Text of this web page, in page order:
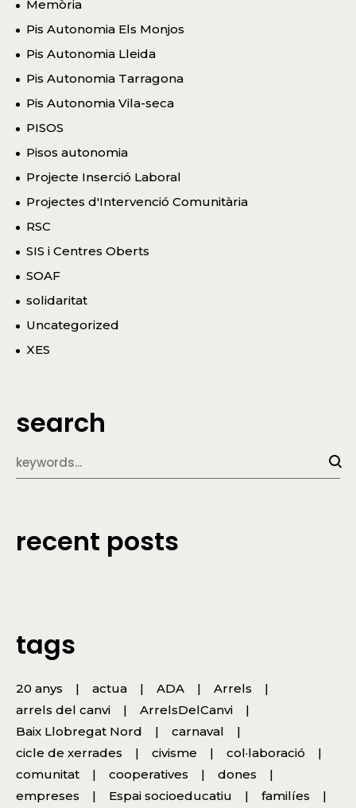
Memòria
Pis Autonomia Els Monjos
Pis Autonomia Lleida
Pis Autonomia Tarragona
Pis Autonomia Vila-seca
PISOS
Pisos autonomia
Projecte Inserció Laboral
Projectes d'Intervenció Comunitària
RSC
SIS i Centres Oberts
SOAF
solidaritat
Uncategorized
XES
search
recent posts
tags
20 anys actua ADA
Arrels
arrels del canvi
ArrelsDelCanvi
Baix Llobregat Nord
carnaval
cicle de xerrades
civisme
col·laboració
comunitat
cooperatives
dones
empreses
Espai socioeducatiu
familíes